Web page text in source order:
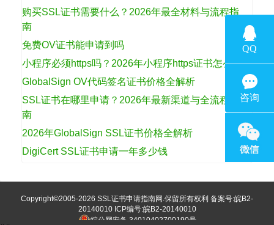
购买SSL证书需要什么？2026年最全材料与流程指
南
免费OV证书能申请到吗
小程序必须https吗？2026年小程序https证书怎么选
GlobalSign OV代码签名证书价格全解析
SSL证书在哪里申请？2026年最新渠道与全流程指
南
2026年GlobalSign SSL证书价格全解析
DigiCert SSL证书申请一年多少钱
Copyright©2005-2026 SSL证书申请指南网 .保留所有权利 备案号:皖B2-
20140010ICP编号:皖B2-20140010
皖公网安备 34010402700190号